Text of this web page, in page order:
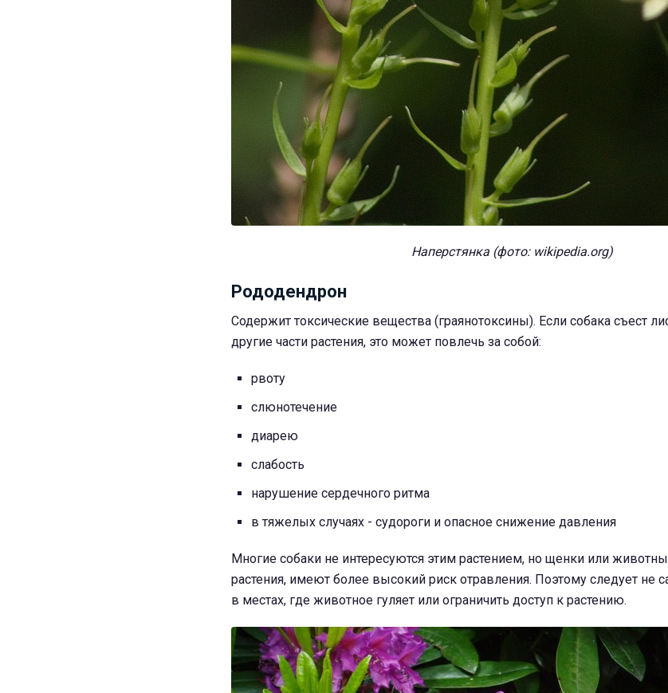
Наперстянка (фото: wikipedia.org)
Рододендрон
Содержит токсические вещества (граянотоксины). Если собака съест
другие части растения, это может повлечь за собой:
рвоту
слюнотечение
диарею
слабость
нарушение сердечного ритма
в тяжелых случаях - судороги и опасное снижение давления
Многие собаки не интересуются этим растением, но щенки или
растения, имеют более высокий риск отравления. Поэтому следует не
в местах, где животное гуляет или ограничить доступ к растению.